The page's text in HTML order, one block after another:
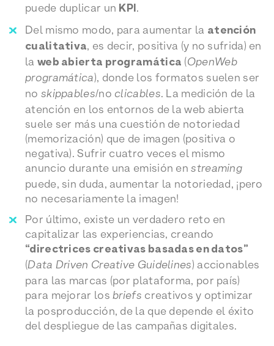
puede duplicar un KPI.
Del mismo modo, para aumentar la atención
cualitativa, es decir, positiva (y no sufrida) en
la web abierta programática (OpenWeb
programática), donde los formatos suelen ser
no skippables/no clicables. La medición de la
atención en los entornos de la web abierta
suele ser más una cuestión de notoriedad
(memorización) que de imagen (positiva o
negativa). Sufrir cuatro veces el mismo
anuncio durante una emisión enstreaming
puede, sin duda, aumentar la notoriedad, ¡pero
no necesariamente la imagen!
Por último, existe un verdadero reto en
capitalizar las experiencias, creando
“directrices creativas basadas en datos”
(Data Driven Creative Guidelines) accionables
para las marcas (por plataforma, por país)
para mejorar losbriefs creativos y optimizar
la posproducción, de la que depende el éxito
del despliegue de las campañas digitales.